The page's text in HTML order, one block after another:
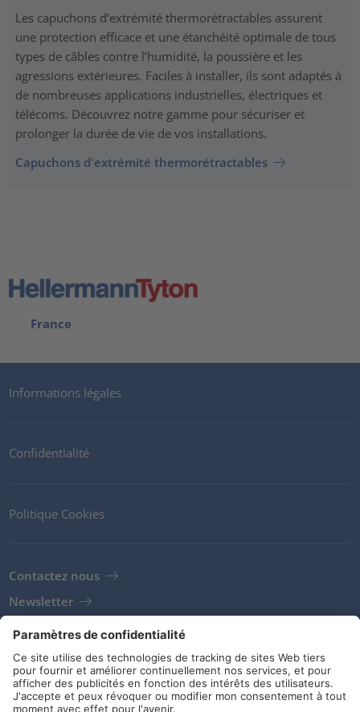
Les capuchons d’extrémité thermorétractables assurent
une protection efficace et une étanchéité optimale de tous
types de câbles contre l’humidité, la poussière et les
agressions extérieures. Faciles à installer, ils sont adaptés à
de nombreuses applications industrielles, électriques et
télécoms. Découvrez notre gamme pour sécuriser et
prolonger la durée de vie de vos installations.
Capuchons d'extrémité thermorétractables
France
Informations légales
Confidentialité
Politique Cookies
Contactez nous
Newsletter
Clients
Fournisseurs